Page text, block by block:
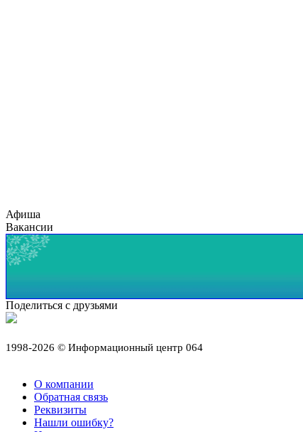
Афиша
Вакансии
Поделиться с друзьями
1998-2026 © Информационный центр 064
О компании
Обратная связь
Реквизиты
Нашли ошибку?